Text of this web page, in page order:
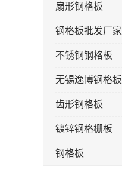
扇形钢格板
钢格板批发厂家
不锈钢钢格板
无锡逸博钢格板
齿形钢格板
镀锌钢格栅板
钢格板